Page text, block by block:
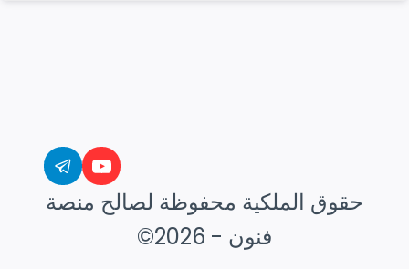
حقوق الملكية محفوظة لصالح منصة
فنون - 2026©